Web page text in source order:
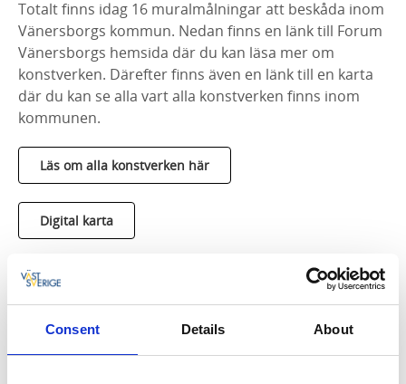
Consent Details About
Totalt finns idag 16 muralmålningar att beskåda inom
Vänersborgs kommun. Nedan finns en länk till Forum
Vänersborgs hemsida där du kan läsa mer om
konstverken. Därefter finns även en länk till en karta
där du kan se alla vart alla konstverken finns inom
kommunen.
Läs om alla konstverken här
Digital karta